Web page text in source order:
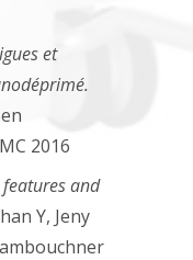
et
2016
and
Y, Jeny